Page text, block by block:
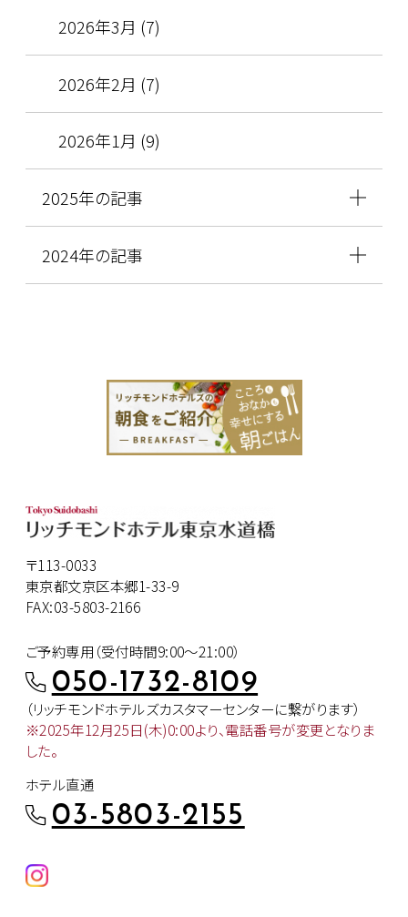
2026年3月 (7)
2026年2月 (7)
2026年1月 (9)
2025年の記事
2024年の記事
〒113-0033
東京都文京区本郷1-33-9
FAX:03-5803-2166
ご予約専用（受付時間9:00～21:00）
050-1732-8109
（リッチモンドホテルズカスタマーセンターに繋がります）
※2025年12月25日(木)0:00より、電話番号が変更となりま
した。
ホテル直通
03-5803-2155